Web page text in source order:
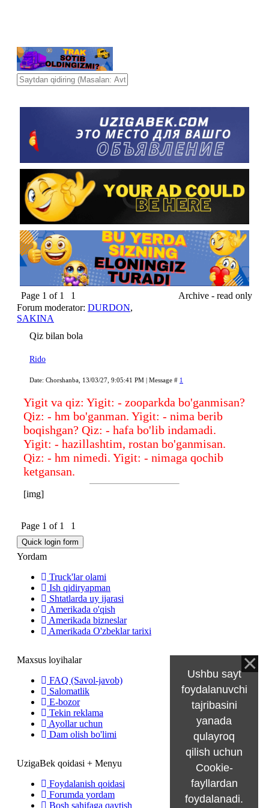
Page 1 of 1 1
Archive - read only
Forum moderator: DURDON,
SAKINA
Qiz bilan bola
Rido
Date: Chorshanba, 13/03/27, 9:05:41 PM | Message # 1
Yigit va qiz: Yigit: - zooparkda bo'ganmisan?
Qiz: - hm bo'ganman. Yigit: - nima berib
boqishgan? Qiz: - hafa bo'lib indamadi.
Yigit: - hazillashtim, rostan bo'ganmisan.
Qiz: - hm nimedi. Yigit: - nimaga qochib
ketgansan.
[img]
Page 1 of 1 1
Yordam
Truck'lar olami
Ish qidiryapman
Shtatlarda uy ijarasi
Amerikada o'qish
Amerikada bizneslar
Amerikada O'zbeklar tarixi
Maxsus loyihalar
FAQ (Savol-javob)
Salomatlik
E-bozor
Tekin reklama
Ayollar uchun
Dam olish bo'limi
UzigaBek qoidasi + Menyu
Foydalanish qoidasi
Forumda yordam
Bosh sahifaga qaytish
Ushbu sayt
foydalanuvchi
tajribasini
yanada
qulayroq
qilish uchun
Cookie-
fayllardan
foydalanadi.